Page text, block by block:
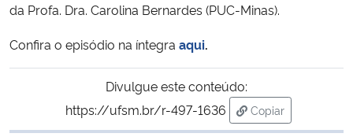
da Profa. Dra. Carolina Bernardes (PUC-Minas).
Confira o episódio na íntegra aqui.
Divulgue este conteúdo:
https://ufsm.br/r-497-1636
Copiar
para área de